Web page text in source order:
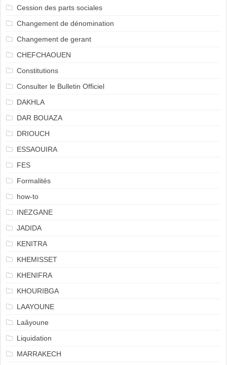
Cession des parts sociales
Changement de dénomination
Changement de gerant
CHEFCHAOUEN
Constitutions
Consulter le Bulletin Officiel
DAKHLA
DAR BOUAZA
DRIOUCH
ESSAOUIRA
FES
Formalités
how-to
INEZGANE
JADIDA
KENITRA
KHEMISSET
KHENIFRA
KHOURIBGA
LAAYOUNE
Laâyoune
Liquidation
MARRAKECH